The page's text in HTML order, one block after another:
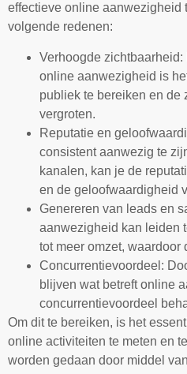
effectieve online aanwezigheid
volgende redenen:
Verhoogde
online aanwezigheid is
publiek te bereiken en de
vergroten.
Reputatie en
consistent aanwezig te
kanalen, kan je de
en de geloofwaardigheid
Genereren van leads en
aanwezigheid kan leiden
tot meer omzet, waardoor
Concurrentievoordeel:
blijven wat betreft online
concurrentievoordeel
Om dit te bereiken, is het
online activiteiten te meten en
worden gedaan door middel